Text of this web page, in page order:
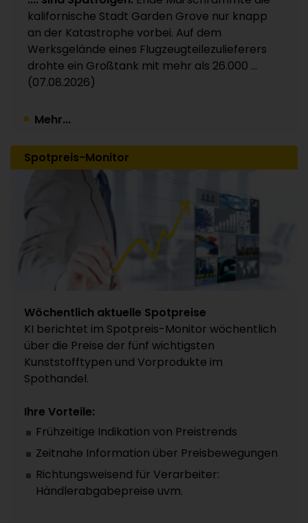
Kunststoffverpackungen an Investor Apax
Partners / 15 Werke betroffen
30.07.2026
kalifornische Stadt Garden Grove nur knapp
an der Katastrophe vorbei. Auf dem
Werksgelände eines Flugzeugteilezulieferers
drohte ein Großtank mit mehr als 26.000 ...
(07.08.2026)
Mehr...
Spotpreis-Monitor
Wöchentlich aktuelle Spotpreise
KI berichtet im Spotpreis-Monitor wöchentlich
über die Preise der fünf wichtigsten
Kunststofftypen und Vorprodukte im
Spothandel.
Ihre Vorteile:
Frühzeitige Indikation von Preistrends
Zeitnahe Information über Preisbewegungen
Richtungsweisend für Verarbeiter:
Händlerabgabepreise uvm.